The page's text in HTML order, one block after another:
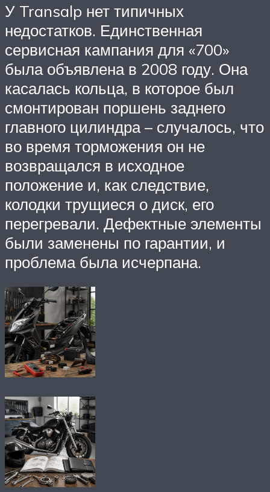
У Transalp нет типичных
недостатков. Единственная
сервисная кампания для «700»
была объявлена ​​в 2008 году. Она
касалась кольца, в которое был
смонтирован поршень заднего
главного цилиндра – случалось, что
во время торможения он не
возвращался в исходное
положение и, как следствие,
колодки трущиеся о диск, его
перегревали. Дефектные элементы
были заменены по гарантии, и
проблема была исчерпана.